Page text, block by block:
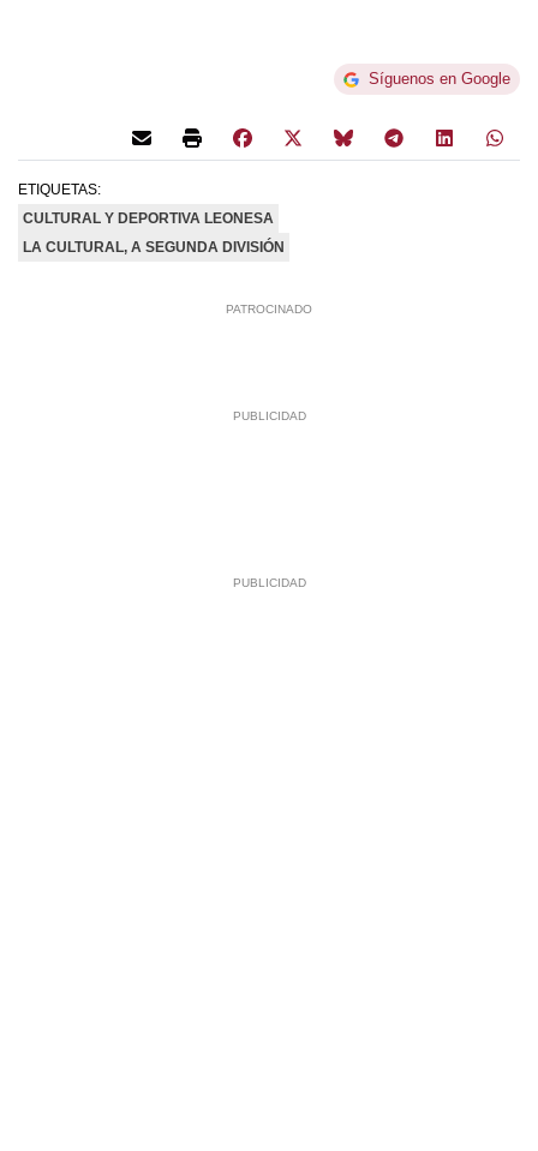
Síguenos en Google
ETIQUETAS:
CULTURAL Y DEPORTIVA LEONESA
LA CULTURAL, A SEGUNDA DIVISIÓN